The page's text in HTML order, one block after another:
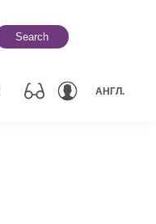
Search
АНГЛ.